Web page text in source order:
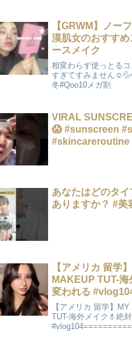
【GRWM】ノー
漠肌女のおすす
ースメイク
相変わらず使っとる
すぎてすみません
冬#Qoo10メガ割
VIRAL
😱 #sunscreen
あなたはどのタ
ありますか？ #美
【アメリカ 留学
MAKEUP TUT-
変われる
【アメリカ 留学】
TUT-海外メイク💄絶